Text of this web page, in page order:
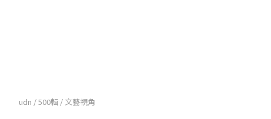
udn /500輯 / 文藝視角